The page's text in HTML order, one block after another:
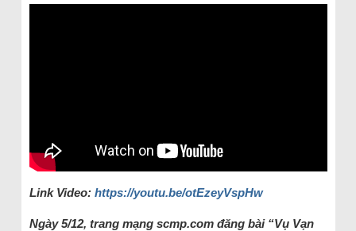
Link Video: https://youtu.be/otEzeyVspHw
Ngày 5/12, trang mạng scmp.com đăng bài “Vụ Vạn